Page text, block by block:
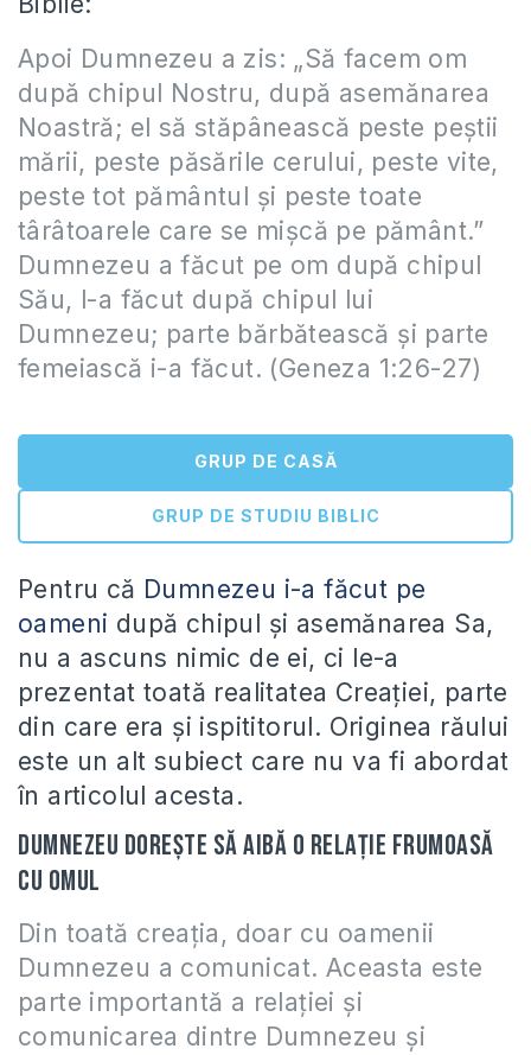
Apoi Dumnezeu a zis: „Să facem om
după chipul Nostru, după asemănarea
Noastră; el să stăpânească peste peştii
mării, peste păsările cerului, peste vite,
peste tot pământul şi peste toate
târâtoarele care se mişcă pe pământ.”
Dumnezeu a făcut pe om după chipul
Său, l-a făcut după chipul lui
Dumnezeu; parte bărbătească şi parte
femeiască i-a făcut. (Geneza 1:26-27)
GRUP DE CASĂ
GRUP DE STUDIU BIBLIC
Pentru că Dumnezeu i-a făcut pe
oameni după chipul şi asemănarea Sa,
nu a ascuns nimic de ei, ci le-a
prezentat toată realitatea Creaţiei, parte
din care era şi ispititorul. Originea răului
este un alt subiect care nu va fi abordat
în articolul acesta.
Dumnezeu doreşte să aibă o relaţie frumoasă
cu omul
Din toată creaţia, doar cu oamenii
Dumnezeu a comunicat. Aceasta este
parte importantă a relaţiei şi
comunicarea dintre Dumnezeu şi